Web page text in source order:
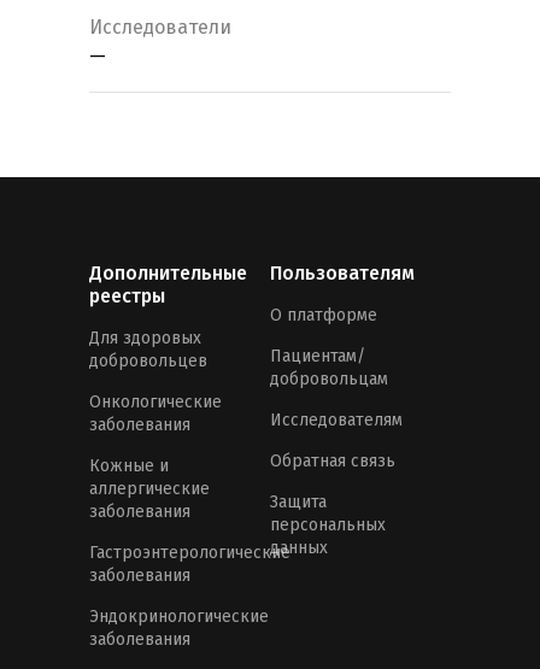
Исследователи
—
Дополнительные
реестры
Для здоровых
добровольцев
Онкологические
заболевания
Кожные и
аллергические
заболевания
Гастроэнтерологические
заболевания
Эндокринологические
заболевания
Пользователям
О платформе
Пациентам/
добровольцам
Исследователям
Обратная связь
Защита
персональных
данных